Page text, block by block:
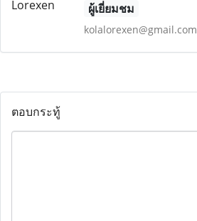
ผู้เยี่ยมชม
kolalorexen@gmail.com
ตอบกระทู้